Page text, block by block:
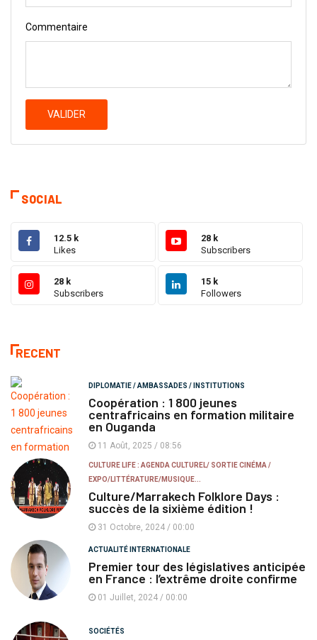
Commentaire
VALIDER
SOCIAL
12.5 k
Likes
28 k
Subscribers
28 k
Subscribers
15 k
Followers
RECENT
DIPLOMATIE / AMBASSADES / INSTITUTIONS
Coopération : 1 800 jeunes
centrafricains en formation militaire
en Ouganda
11 Août, 2025 / 08:56
CULTURE LIFE : AGENDA CULTUREL/ SORTIE CINÉMA /
EXPO/LITTÉRATURE/MUSIQUE...
Culture/Marrakech Folklore Days :
succès de la sixième édition !
31 Octobre, 2024 / 00:00
ACTUALITÉ INTERNATIONALE
Premier tour des législatives anticipée
en France : l’extrême droite confirme
01 Juillet, 2024 / 00:00
SOCIÉTÉS